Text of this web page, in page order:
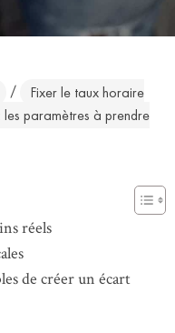
/
Fixer le taux horaire
paramètres à prendre
réels
de créer un écart